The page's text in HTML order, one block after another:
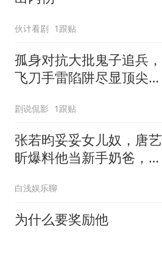
伙计看剧 1跟贴
孤身对抗大批鬼子追兵，
飞刀手雷陷阱尽显顶尖狙
剧说侃影 1跟贴
张若昀妥妥女儿奴，唐艺
昕爆料他当新手奶爸，给
白浅娱乐聊
为什么要奖励他